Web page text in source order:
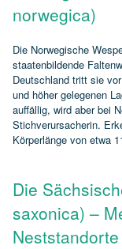
norwegica)
Die Norwegische
staatenbildende
Deutschland tritt sie
und höher gelegenen
auffällig, wird aber bei
Stichverursacherin.
Körperlänge von etwa
Die
saxonica) –
Neststandorte